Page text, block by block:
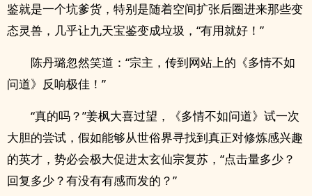
鉴就是一个坑爹货，特别是随着空间扩张后圈进来那些变
态灵兽，几乎让九天宝鉴变成垃圾，“有用就好！”
陈丹璐忽然笑道：“宗主，传到网站上的《多情不如
问道》反响极佳！”
“真的吗？”姜枫大喜过望，《多情不如问道》试一次
大胆的尝试，假如能够从世俗界寻找到真正对修炼感兴趣
的英才，势必会极大促进太玄仙宗复苏，“点击量多少？
回复多少？有没有有感而发的？”